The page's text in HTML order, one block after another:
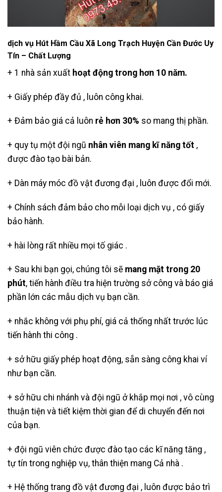
dịch vụ Hút Hầm Cầu Xã Long Trạch Huyện Cần Đước Uy
Tín – Chất Lượng
+ 1 nhà sản xuất hoạt động trong hơn 10 năm.
+ Giấy phép đầy đủ , luôn công khai.
+ Đảm bảo giá cả luôn rẻ hơn 30% so mang thị phần.
+ quy tụ một đội ngũ nhân viên mang kĩ năng tốt ,
được đào tạo bài bản.
+ Dàn máy móc đồ vật đương đại , luôn được đổi mới.
+ Chính sách đảm bảo cho mỗi loại dịch vụ , có giấy
bảo hành.
+ hài lòng rất nhiều mọi tố giác .
+ Sau khi bạn gọi, chúng tôi sẽ mang mặt trong 20
phút, tiến hành điều tra hiện trường sở công và báo giá
phần lớn các mẫu dịch vụ bạn cần.
+ nhắc không với phụ phí, giá cả thống nhất trước lúc
tiến hành thi công .
+ sở hữu giấy phép hoạt động, sẵn sàng công khai ví
như bạn cần.
+ sở hữu chi nhánh và đội ngũ ở khắp mọi nơi , vô cùng
thuận tiện và tiết kiệm thời gian để di chuyển đến nơi
của bạn.
+ đội ngũ viên chức được đào tạo các kĩ năng tăng ,
tự tín trong nghiệp vụ, thân thiện mang Cả nhà .
+ Hệ thống trang đồ vật đương đại , luôn được bảo trì